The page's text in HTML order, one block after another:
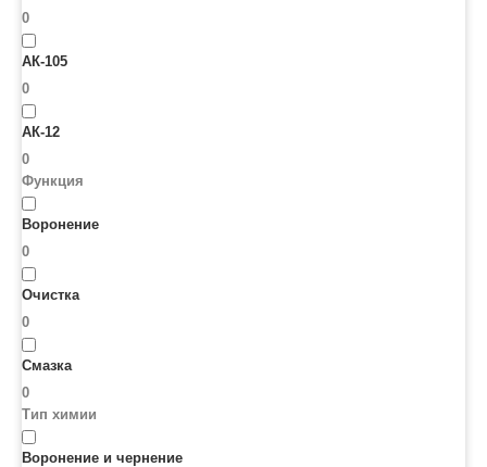
0
АК-105
0
АК-12
0
Функция
Воронение
0
Очистка
0
Смазка
0
Тип химии
Воронение и чернение